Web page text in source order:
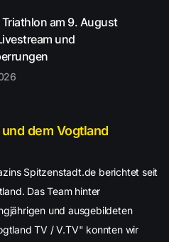
Triathlon am 9. August
und
dem Vogtland
Spitzenstadt.de berichtet seit
Das Team hinter
und ausgebildeten
TV / V.TV" konnten wir